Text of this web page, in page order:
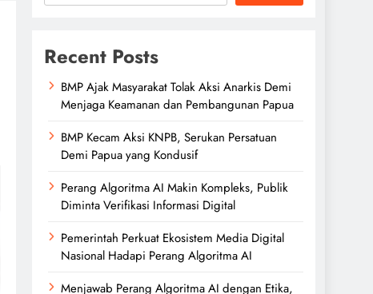
Recent Posts
BMP Ajak Masyarakat Tolak Aksi Anarkis Demi
Menjaga Keamanan dan Pembangunan Papua
BMP Kecam Aksi KNPB, Serukan Persatuan
Demi Papua yang Kondusif
Perang Algoritma AI Makin Kompleks, Publik
Diminta Verifikasi Informasi Digital
Pemerintah Perkuat Ekosistem Media Digital
Nasional Hadapi Perang Algoritma AI
Menjawab Perang Algoritma AI dengan Etika,